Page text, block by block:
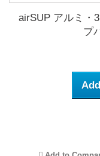
airSUP アルミ・
プ